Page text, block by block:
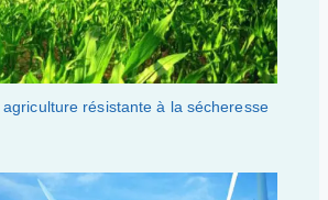
agriculture résistante à la sécheresse